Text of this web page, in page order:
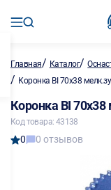
Главная/ Каталог/
/ Коронка BI 70х38
Коронка BI 70х38
Код товара: 43138
0 0 отзывов